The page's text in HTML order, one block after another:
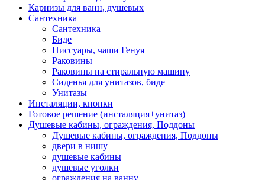
Карнизы для ванн, душевых
Сантехника
Сантехника
Биде
Писсуары, чаши Генуя
Раковины
Раковины на стиральную машину
Сиденья для унитазов, биде
Унитазы
Инсталяции, кнопки
Готовое решение (инсталяция+унитаз)
Душевые кабины, ограждения, Поддоны
Душевые кабины, ограждения, Поддоны
двери в нишу
душевые кабины
душевые уголки
ограждения на ванну